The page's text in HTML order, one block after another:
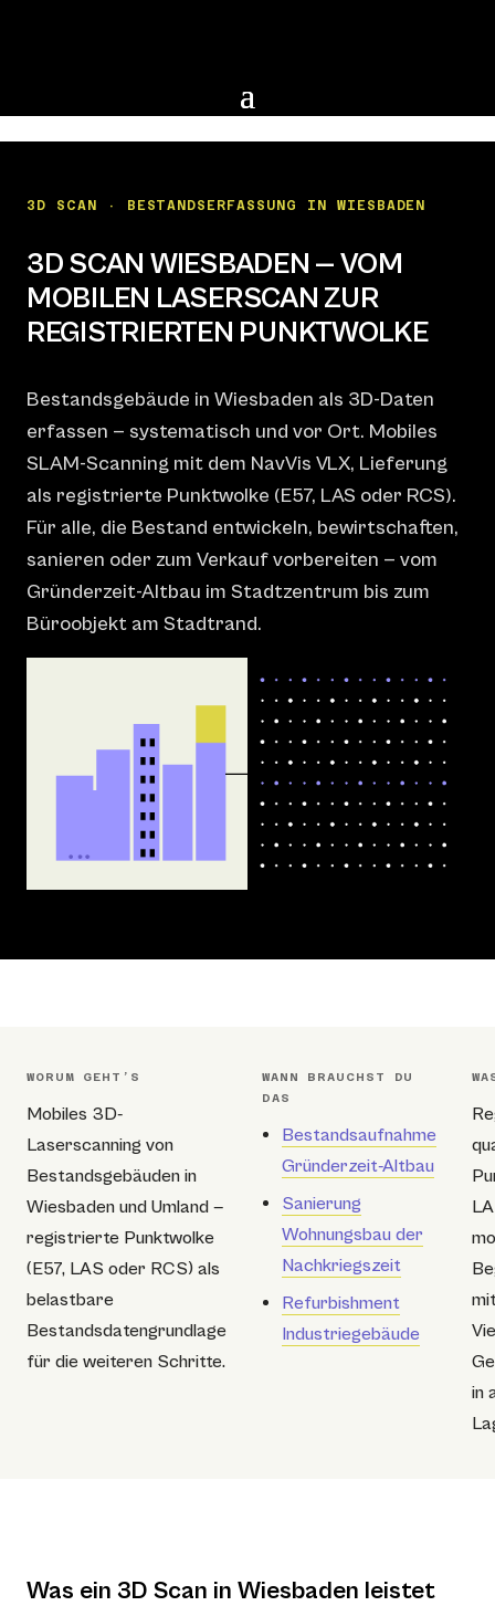
3D SCAN · BESTANDSERFASSUNG IN WIESBADEN
3D SCAN WIESBADEN — VOM
MOBILEN LASERSCAN ZUR
REGISTRIERTEN PUNKTWOLKE
Bestandsgebäude in Wiesbaden als 3D-Daten
erfassen — systematisch und vor Ort. Mobiles
SLAM-Scanning mit dem NavVis VLX, Lieferung
als registrierte Punktwolke (E57, LAS oder RCS).
Für alle, die Bestand entwickeln, bewirtschaften,
sanieren oder zum Verkauf vorbereiten — vom
Gründerzeit-Altbau im Stadtzentrum bis zum
Büroobjekt am Stadtrand.
WORUM GEHT’S
Mobiles 3D-
Laserscanning von
Bestandsgebäuden in
Wiesbaden und Umland —
registrierte Punktwolke
(E57, LAS oder RCS) als
belastbare
Bestandsdatengrundlage
für die weiteren Schritte.
WANN BRAUCHST DU
DAS
Bestandsaufnahme
Gründerzeit-Altbau
Sanierung
Wohnungsbau der
Nachkriegszeit
Refurbishment
Industriegebäude
in
Was ein 3D Scan in Wiesbaden leistet